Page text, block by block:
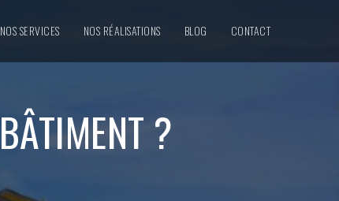
NOS SERVICES NOS RÉALISATIONS BLOG CONTACT
?